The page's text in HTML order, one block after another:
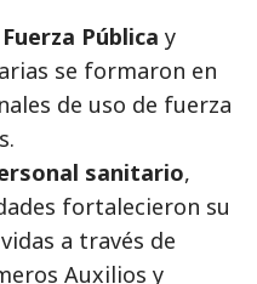
Pública y
se formaron en
de uso de fuerza
sanitario,
fortalecieron su
a través de
Auxilios y